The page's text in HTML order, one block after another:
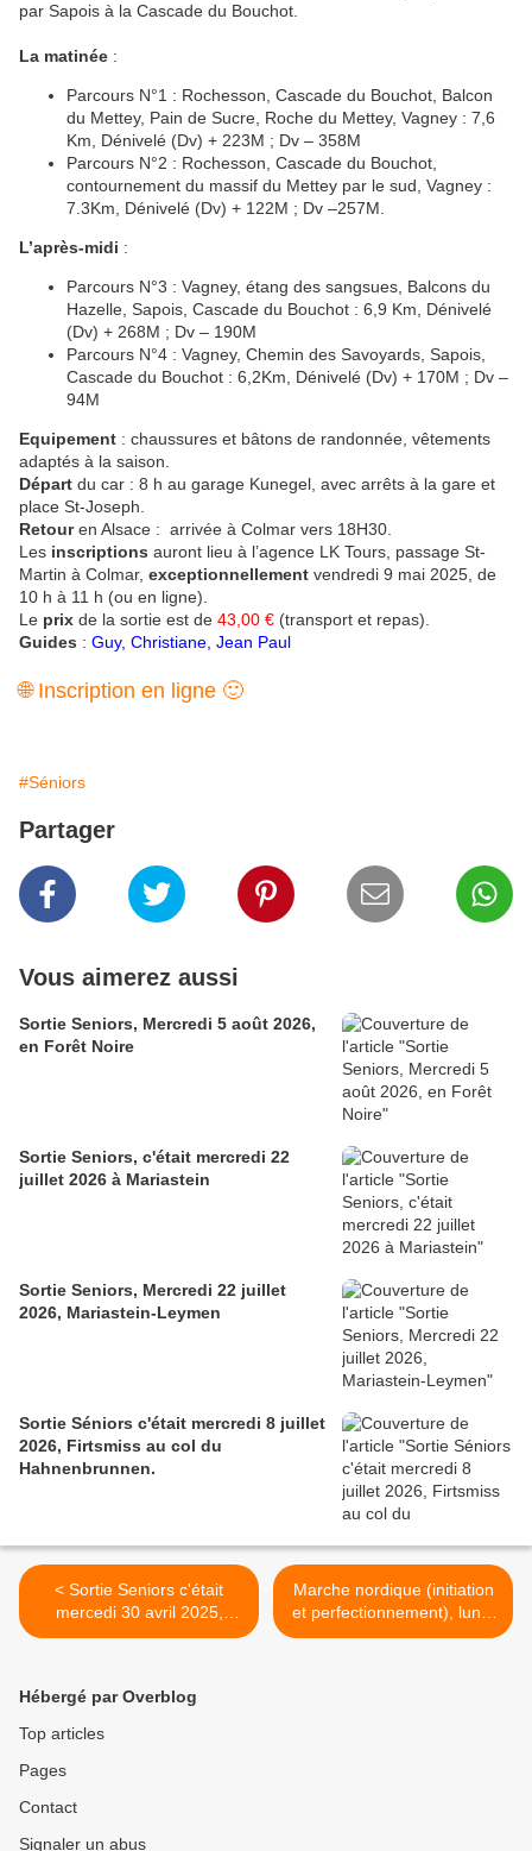
par Sapois à la Cascade du Bouchot.
La matinée :
Parcours N°1 : Rochesson, Cascade du Bouchot, Balcon
du Mettey, Pain de Sucre, Roche du Mettey, Vagney : 7,6
Km, Dénivelé (Dv) + 223M ; Dv – 358M
Parcours N°2 : Rochesson, Cascade du Bouchot,
contournement du massif du Mettey par le sud, Vagney :
7.3Km, Dénivelé (Dv) + 122M ; Dv –257M.
L’après-midi :
Parcours N°3 : Vagney, étang des sangsues, Balcons du
Hazelle, Sapois, Cascade du Bouchot : 6,9 Km, Dénivelé
(Dv) + 268M ; Dv – 190M
Parcours N°4 : Vagney, Chemin des Savoyards, Sapois,
Cascade du Bouchot : 6,2Km, Dénivelé (Dv) + 170M ; Dv –
94M
Equipement : chaussures et bâtons de randonnée, vêtements
adaptés à la saison.
Départ du car : 8 h au garage Kunegel, avec arrêts à la gare et
place St-Joseph.
Retouren Alsace : arrivée à Colmar vers 18H30.
Les inscriptions auront lieu à l’agence LK Tours, passage St-
Martin à Colmar, exceptionnellement vendredi 9 mai 2025, de
10 h à 11 h (ou en ligne).
Le prix de la sortie est de 43,00 € (transport et repas).
Guides : Guy, Christiane, Jean Paul
🌐 Inscription en ligne 🙂
#Séniors
Partager
Vous aimerez aussi
Sortie Seniors, Mercredi 5 août 2026,
en Forêt Noire
Sortie Seniors, c'était mercredi 22
juillet 2026 à Mariastein
Sortie Seniors, Mercredi 22 juillet
2026, Mariastein-Leymen
Sortie Séniors c'était mercredi 8 juillet
2026, Firtsmiss au col du
Hahnenbrunnen.
< Sortie Seniors c'était
mercedi 30 avril 2025,
autour de Fréland
Marche nordique (initiation
et perfectionnement), lundi
12 mai 2025 >
Hébergé par Overblog
Top articles
Pages
Contact
Signaler un abus